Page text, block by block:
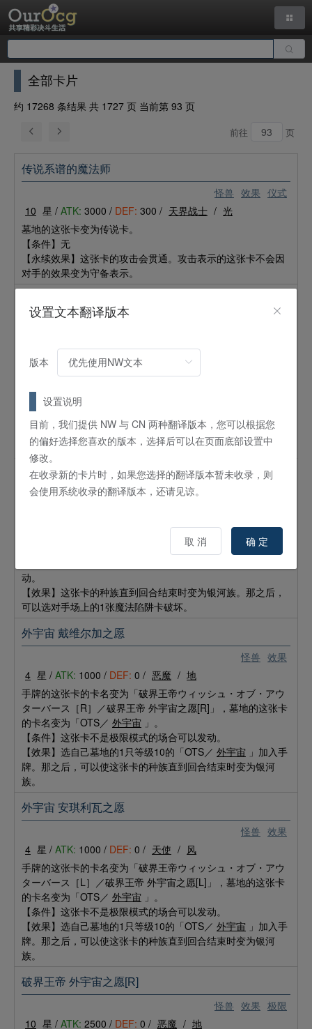
全部卡片
约 17268 条结果 共 1727 页 当前第 93 页
前往 页
怪兽 效果 仪式
传说系谱的魔法师
10 星 / ATK: 3000 / DEF: 300 / 天界战士 / 光
墓地的这张卡变为传说卡。
【条件】无
【永续效果】这张卡的攻击会贯通。攻击表示的这张卡不会因
对手的效果变为守备表示。
【条件】可以使自己墓地的2只怪兽（风属性/念动力族/攻击力
1300以外）返回卡组发动。
【效果】这张卡的等级直到回合结束时上升3。那之后，可以选
自己墓地的1张「ノーバディ・スキャットシーフ／
演唱猫盗贼 」或者「トラディショナル・タックス／传统税
」盖放到自己的魔法陷阱区。盖放的场合，可以再选对手场上
的1只怪兽变更表示形式。
外宇宙母体真菌
」＋怪兽（光属性以外）
外宇宙 」。
动。
【效果】这张卡的种族直到回合结束时变为银河族。那之后，
可以选对手场上的1张魔法陷阱卡破坏。
怪兽 效果
外宇宙 戴维尔加之愿
4 星 / ATK: 1000 / DEF: 0 / 恶魔 / 地
手牌的这张卡的卡名变为「破界王帝ウィッシュ・オブ・アウ
ターバース［R］／破界王帝 外宇宙之愿[R]」，墓地的这张卡
的卡名变为「OTS／ 外宇宙 」。
【条件】这张卡不是极限模式的场合可以发动。
【效果】选自己墓地的1只等级10的「OTS／ 外宇宙 」加入手
牌。那之后，可以使这张卡的种族直到回合结束时变为银河
族。
怪兽 效果
外宇宙 安琪利瓦之愿
4 星 / ATK: 1000 / DEF: 0 / 天使 / 风
手牌的这张卡的卡名变为「破界王帝ウィッシュ・オブ・アウ
ターバース［L］／破界王帝 外宇宙之愿[L]」，墓地的这张卡
的卡名变为「OTS／ 外宇宙 」。
【条件】这张卡不是极限模式的场合可以发动。
【效果】选自己墓地的1只等级10的「OTS／ 外宇宙 」加入手
牌。那之后，可以使这张卡的种族直到回合结束时变为银河
族。
怪兽 效果 极限
破界王帝 外宇宙之愿[R]
10 星 / ATK: 2500 / DEF: 0 / 恶魔 / 地
设置文本翻译版本
版本
设置说明
目前，我们提供 NW 与 CN 两种翻译版本，您可以根据您
的偏好选择您喜欢的版本，选择后可以在页面底部设置中
修改。
在收录新的卡片时，如果您选择的翻译版本暂未收录，则
会使用系统收录的翻译版本，还请见谅。
取 消 确 定